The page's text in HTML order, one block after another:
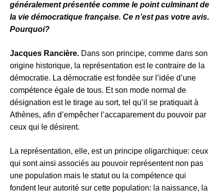
généralement présentée comme le point culminant de
la vie démocratique française. Ce n’est pas votre avis.
Pourquoi?
Jacques Rancière. Dans son principe, comme dans son
origine historique, la représentation est le contraire de la
démocratie. La démocratie est fondée sur l’idée d’une
compétence égale de tous. Et son mode normal de
désignation est le tirage au sort, tel qu’il se pratiquait à
Athènes, afin d’empêcher l’accaparement du pouvoir par
ceux qui le désirent.
La représentation, elle, est un principe oligarchique: ceux
qui sont ainsi associés au pouvoir représentent non pas
une population mais le statut ou la compétence qui
fondent leur autorité sur cette population: la naissance, la